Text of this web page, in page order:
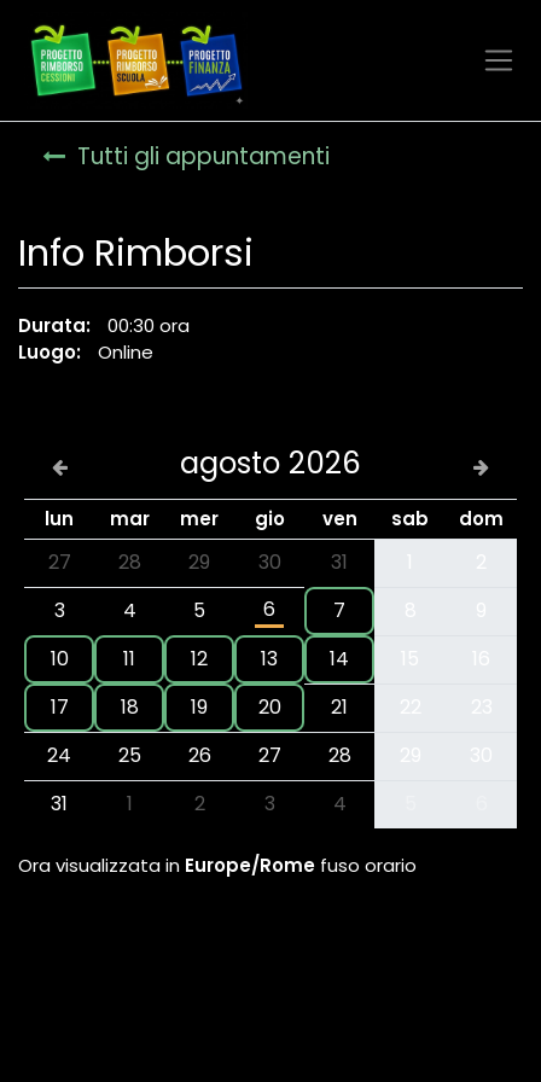
Tutti gli appuntamenti
Info Rimborsi
Durata: 00:30 ora
Luogo:
Online
agosto 2026
lun mar mer gio ven sab dom
27 28 29 30 31
3
4 5 6 7
10
11 12 13 14
17
18 19 20 21
24
25 26 27 28
31
1 2 3 4
Ora visualizzata in Europe/Rome fuso orario